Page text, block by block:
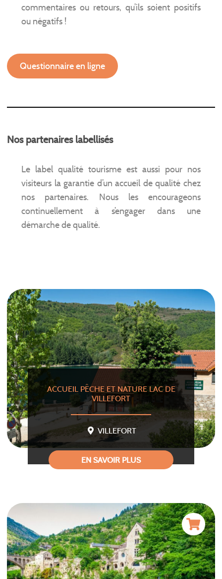
commentaires ou retours, qu’ils soient positifs
ou négatifs !
Questionnaire en ligne
Nos partenaires labellisés
Le label qualité tourisme est aussi pour nos
visiteurs la garantie d’un accueil de qualité chez
nos partenaires. Nous les encourageons
continuellement à s’engager dans une
démarche de qualité.
ACCUEIL PÊCHE ET NATURE LAC DE
VILLEFORT
VILLEFORT
EN SAVOIR PLUS